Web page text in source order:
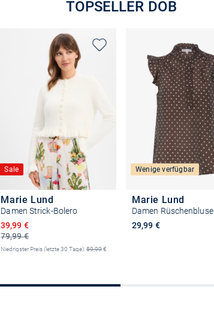
TOPSELLER DOB
Sale
Marie Lund
Damen Strick-Bolero
79,99 €
Ermäßigter Preis
39,99 €
Niedrigster Preis (letzte 30 Tage):59,99€
Wenige verfügbar
Marie Lund
Damen Rüschenbluse
29,99 €